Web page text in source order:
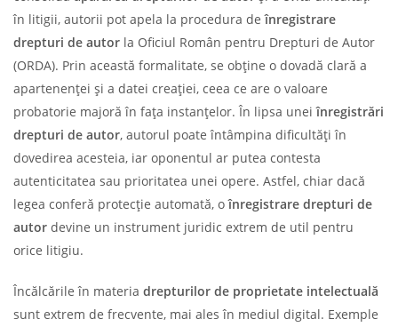
în litigii, autorii pot apela la procedura deînregistrare
drepturi de autor la Oficiul Român pentru Drepturi de Autor
(ORDA). Prin această formalitate, se obține o dovadă clară a
apartenenței și a datei creației, ceea ce are o valoare
probatorie majoră în fața instanțelor. În lipsa uneiînregistrări
drepturi de autor, autorul poate întâmpina dificultăți în
dovedirea acesteia, iar oponentul ar putea contesta
autenticitatea sau prioritatea unei opere. Astfel, chiar dacă
legea conferă protecție automată, oînregistrare drepturi de
autor devine un instrument juridic extrem de util pentru
orice litigiu.
Încălcările în materia drepturilor de proprietate intelectuală
sunt extrem de frecvente, mai ales în mediul digital. Exemple